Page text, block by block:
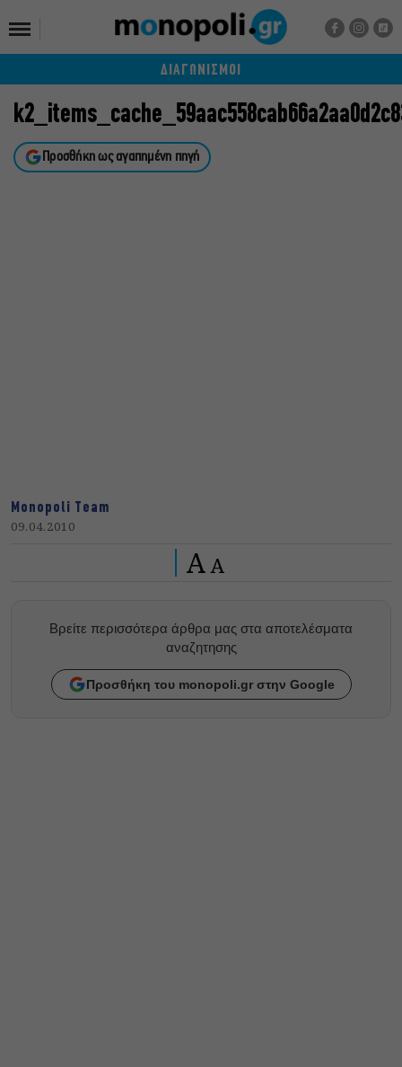
ΔΙΑΓΩΝΙΣΜΟΙ
Προσθήκη ως αγαπημένη πηγή
Monopoli Team
09.04.2010
A A
Βρείτε περισσότερα άρθρα μας στα αποτελέσματα
αναζητησης
Προσθήκη του monopoli.gr στην Google